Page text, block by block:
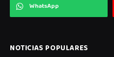
WhatsApp
NOTICIAS POPULARES